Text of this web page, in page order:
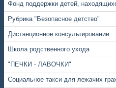
Фонд поддержки детей,
Рубрика "Безопасное детство"
Дистанционное консультирование
Школа родственного ухода
"ПЕЧКИ - ЛАВОЧКИ"
Социальное такси для лежачих